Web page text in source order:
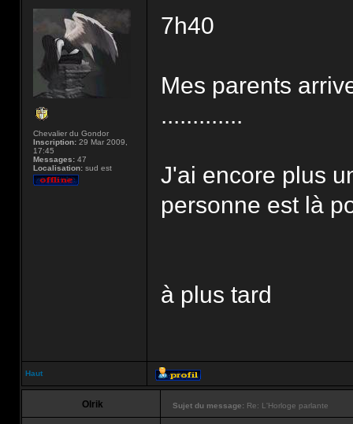
Chevalier du Gondor
Inscription: 29 Mar 2009,
17:45
Messages: 47
Localisation: sud est
7h40
Mes parents
.............
J'ai encore plus
personne est là
à plus tard
Haut
Olrik Sujet du message: Re: L'Horloge parlante